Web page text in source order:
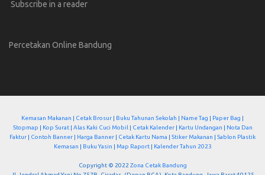
Subscribe in a reader
Percetakan Online Bandung
Kemasan Makanan Cetak Brosur Buku Tahunan Sekolah Name Tag Paper Bag
Stopmap
Kop Surat| Alas Kaki Cuci Mobil| Cetak Kalender| Kartu Undangan
Nota Dan
Faktur
Contoh Banner Harga Banner Cetak Kartu Nama Stiker Makanan
Sablon Plastik
Kemasan
Buku Yasin Map Raport| Kalender Tahun 2023
Copyright © 2022Zona Cetak Bandung